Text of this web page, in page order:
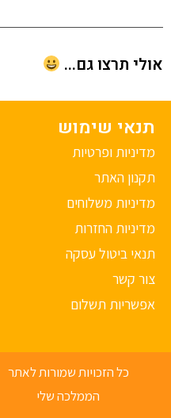
תרצו גם...
שימוש
ופרטיות
האתר
משלוחים
החזרות
ביטול עסקה
קשר
תשלום
כל הזכויות שמורות לאתר
הממלכה שלי